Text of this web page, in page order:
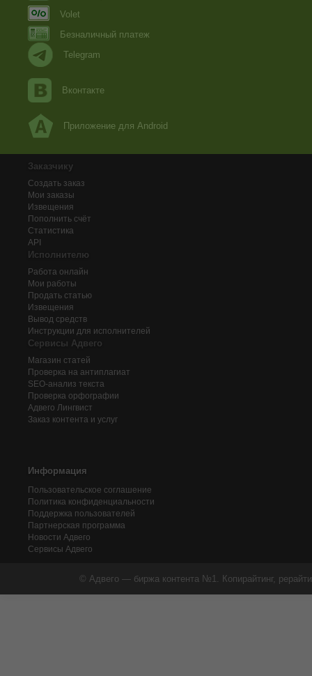
Volet
Безналичный платеж
Telegram
Вконтакте
Приложение для Android
Заказчику
Создать заказ
Мои заказы
Извещения
Пополнить счёт
Статистика
API
Исполнителю
Работа онлайн
Мои работы
Продать статью
Извещения
Вывод средств
Инструкции для исполнителей
Сервисы Адвего
Магазин статей
Проверка на антиплагиат
SEO-анализ текста
Проверка орфографии
Адвего Лингвист
Заказ контента и услуг
Информация
Пользовательское соглашение
Политика конфиденциальности
Поддержка пользователей
Партнерская программа
Новости Адвего
Сервисы Адвего
© Адвего — биржа контента №1. Копирайтинг,